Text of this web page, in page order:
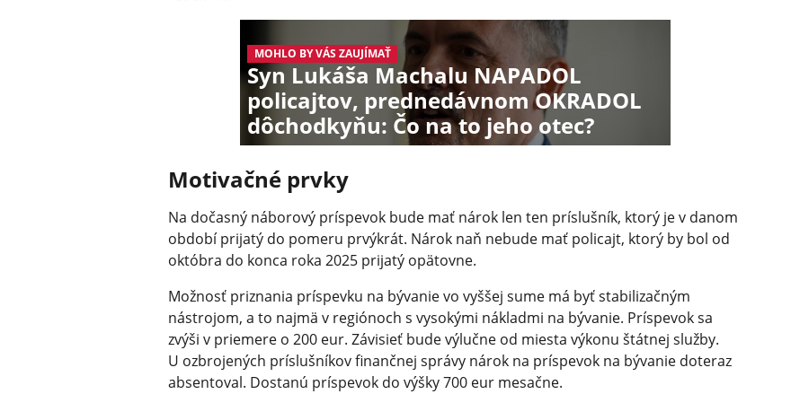
MOHLO BY VÁS ZAUJÍMAŤ
Syn Lukáša Machalu NAPADOL
policajtov, prednedávnom OKRADOL
dôchodkyňu: Čo na to jeho otec?
Motivačné prvky
Na dočasný náborový príspevok bude mať nárok len ten príslušník, ktorý je v danom
období prijatý do pomeru prvýkrát. Nárok naň nebude mať policajt, ktorý by bol od
októbra do konca roka 2025 prijatý opätovne.
Možnosť priznania príspevku na bývanie vo vyššej sume má byť stabilizačným
nástrojom, a to najmä v regiónoch s vysokými nákladmi na bývanie. Príspevok sa
zvýši v priemere o 200 eur. Závisieť bude výlučne od miesta výkonu štátnej služby.
U ozbrojených príslušníkov finančnej správy nárok na príspevok na bývanie doteraz
absentoval. Dostanú príspevok do výšky 700 eur mesačne.